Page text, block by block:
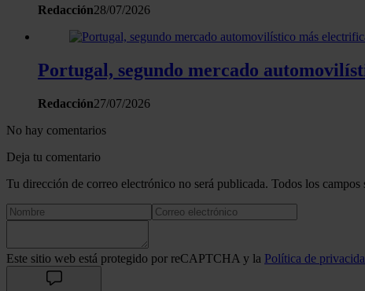
Redacción28/07/2026
Portugal, segundo mercado
Redacción27/07/2026
No hay comentarios
Deja tu comentario
Tu dirección de correo electrónico no será publicada. Todos los
Este sitio web está protegido por reCAPTCHA y la Política de